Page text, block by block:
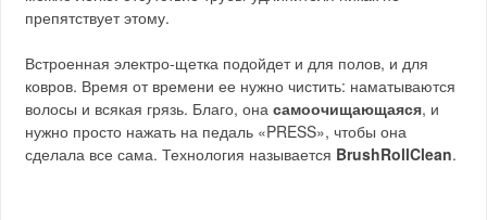
препятствует этому.
Встроенная электро-щетка подойдет и для полов, и для
ковров. Время от времени ее нужно чистить: наматываются
волосы и всякая грязь. Благо, онасамоочищающаяся, и
нужно просто нажать на педаль «PRESS», чтобы она
сделала все сама. Технология называется BrushRollClean.